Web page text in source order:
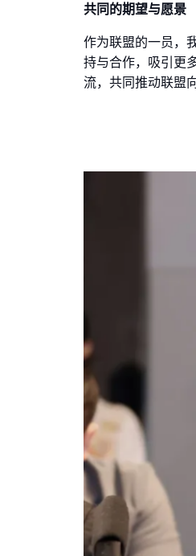
共同的期望与愿景
作为联盟的一员，
持与合作，吸引更
流，共同推动联盟